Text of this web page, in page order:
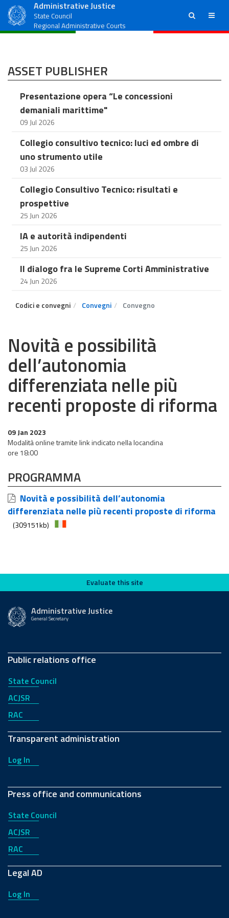
Administrative Justice
State Council
Regional Administrative Courts
ricerca menu
ASSET PUBLISHER
Presentazione opera “Le concessioni
demaniali marittime"
09 Jul 2026
Collegio consultivo tecnico: luci ed ombre di
uno strumento utile
03 Jul 2026
Collegio Consultivo Tecnico: risultati e
prospettive
25 Jun 2026
IA e autorità indipendenti
25 Jun 2026
Il dialogo fra le Supreme Corti Amministrative
24 Jun 2026
Codici e convegni Convegni Convegno
Novità e possibilità
dell’autonomia
differenziata nelle più
recenti proposte di riforma
09 Jan 2023
Modalità online tramite link indicato nella locandina
​​​​​​​ore 18:00
PROGRAMMA
Novità e possibilità dell’autonomia
differenziata nelle più recenti proposte di riforma
(309151kb)
Evaluate this siteEvaluate this site
Administrative Justice
General Secretary
Public relations office
State Council
ACJSR
RAC
Transparent administration
Log In
Press office and communications
State Council
ACJSR
RAC
Legal AD
Log In